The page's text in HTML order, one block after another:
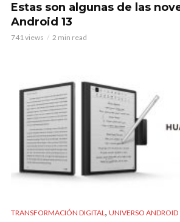
Estas son algunas de las
Android 13
741 views 2 min read
TRANSFORMACIÓN DIGITAL, UNIVERSO ANDROID